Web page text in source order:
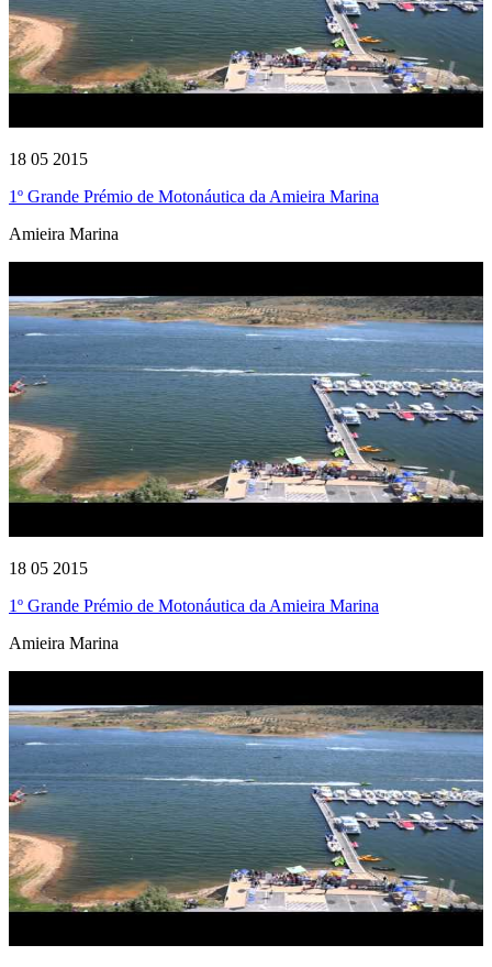
18 05 2015
1º Grande Prémio de Motonáutica da Amieira Marina
Amieira Marina
18 05 2015
1º Grande Prémio de Motonáutica da Amieira Marina
Amieira Marina